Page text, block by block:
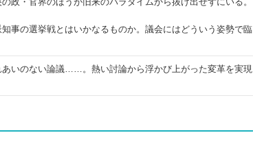
事の選挙戦とはいかなるものか。議会にはどういう姿勢で臨
いのない論議……。熱い討論から浮かび上がった変革を実現